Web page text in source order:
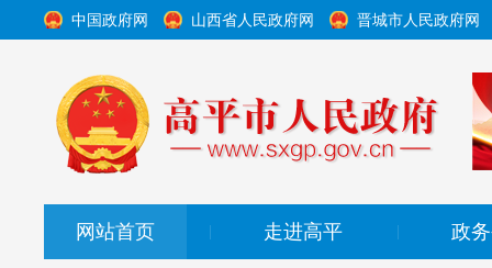
中国政府网 山西省人民政府网 晋城市人民政府网
网站首页 走进高平 政